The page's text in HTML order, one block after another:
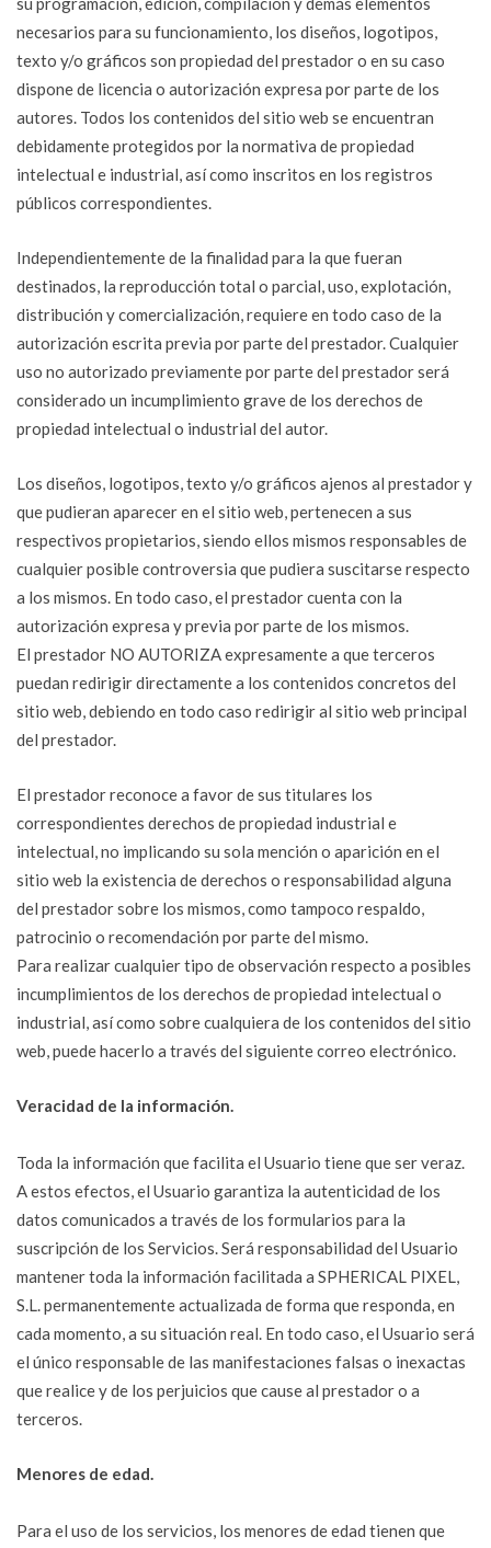
necesarios para su funcionamiento, los diseños, logotipos,
texto y/o gráficos son propiedad del prestador o en su caso
dispone de licencia o autorización expresa por parte de los
autores. Todos los contenidos del sitio web se encuentran
debidamente protegidos por la normativa de propiedad
intelectual e industrial, así como inscritos en los registros
públicos correspondientes.
Independientemente de la finalidad para la que fueran
destinados, la reproducción total o parcial, uso, explotación,
distribución y comercialización, requiere en todo caso de la
autorización escrita previa por parte del prestador. Cualquier
uso no autorizado previamente por parte del prestador será
considerado un incumplimiento grave de los derechos de
propiedad intelectual o industrial del autor.
Los diseños, logotipos, texto y/o gráficos ajenos al prestador y
que pudieran aparecer en el sitio web, pertenecen a sus
respectivos propietarios, siendo ellos mismos responsables de
cualquier posible controversia que pudiera suscitarse respecto
a los mismos. En todo caso, el prestador cuenta con la
autorización expresa y previa por parte de los mismos.
El prestador NO AUTORIZA expresamente a que terceros
puedan redirigir directamente a los contenidos concretos del
sitio web, debiendo en todo caso redirigir al sitio web principal
del prestador.
El prestador reconoce a favor de sus titulares los
correspondientes derechos de propiedad industrial e
intelectual, no implicando su sola mención o aparición en el
sitio web la existencia de derechos o responsabilidad alguna
del prestador sobre los mismos, como tampoco respaldo,
patrocinio o recomendación por parte del mismo.
Para realizar cualquier tipo de observación respecto a posibles
incumplimientos de los derechos de propiedad intelectual o
industrial, así como sobre cualquiera de los contenidos del sitio
web, puede hacerlo a través del siguiente correo electrónico.
Veracidad de la información.
Toda la información que facilita el Usuario tiene que ser veraz.
A estos efectos, el Usuario garantiza la autenticidad de los
datos comunicados a través de los formularios para la
suscripción de los Servicios. Será responsabilidad del Usuario
mantener toda la información facilitada a SPHERICAL PIXEL,
S.L. permanentemente actualizada de forma que responda, en
cada momento, a su situación real. En todo caso, el Usuario será
el único responsable de las manifestaciones falsas o inexactas
que realice y de los perjuicios que cause al prestador o a
terceros.
Menores de edad.
Para el uso de los servicios, los menores de edad tienen que